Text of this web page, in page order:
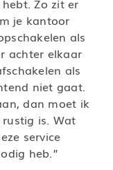
Zo zit er
je kantoor
als
achter elkaar
als
niet gaat.
dan moet ik
is. Wat
service
heb.”